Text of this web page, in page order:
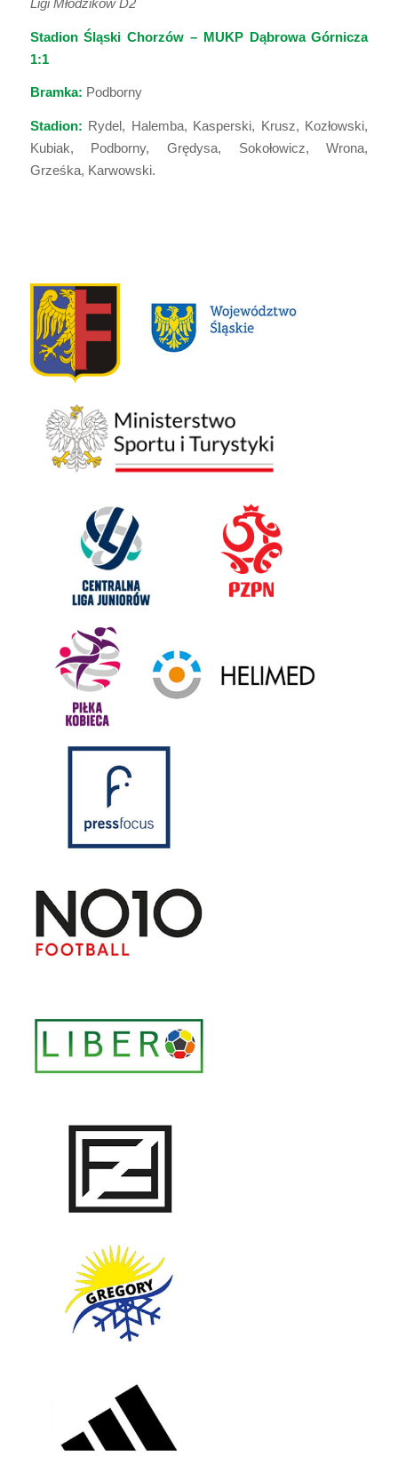
Ligi Młodzików D2
Stadion Śląski Chorzów – MUKP Dąbrowa Górnicza
1:1
Bramka: Podborny
Stadion: Rydel, Halemba, Kasperski, Krusz, Kozłowski,
Kubiak, Podborny, Grędysa, Sokołowicz, Wrona,
Grześka, Karwowski.